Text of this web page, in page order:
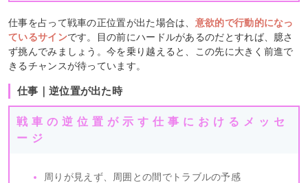
仕事を占って戦車の正位置が出た場合は、 意欲的で行動的になっ
ているサインです。目の前にハードルがあるのだとすれば、臆さ
ず挑んでみましょう。今を乗り越えると、この先に大きく前進で
きるチャンスが待っています。
仕事｜逆位置が出た時
戦車の逆位置が示す仕事におけるメッセ
ージ
周りが見えず、周囲との間でトラブルの予感